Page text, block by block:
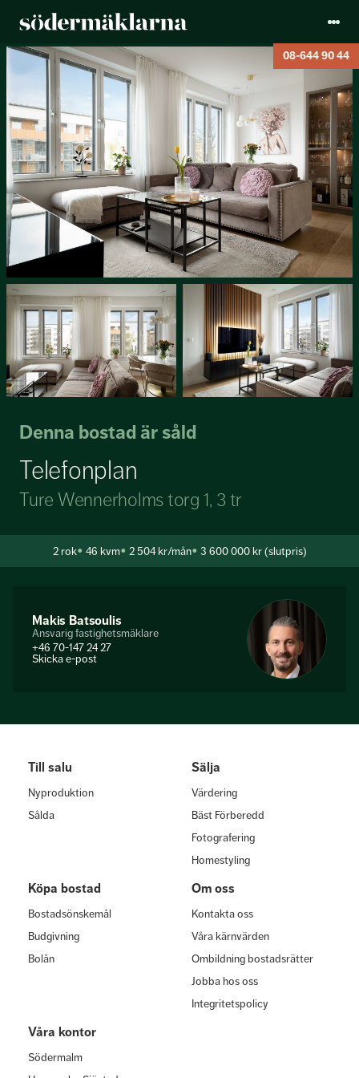
08-644 90 44
Denna bostad är såld
Ture Wennerholms torg 1, 3 tr
Telefonplan
2rok 46 kvm 2 504 kr/mån 3 600 000 kr (slutpris)
Makis Batsoulis
Ansvarig fastighetsmäklare
+46 70-147 24 27
Skicka e-post
Till salu
Nyproduktion
Sålda
Sälja
Värdering
Bäst Förberedd
Fotografering
Homestyling
Köpa bostad
Bostadsönskemål
Budgivning
Bolån
Om oss
Kontakta oss
Våra kärnvärden
Ombildning bostadsrätter
Jobba hos oss
Integritetspolicy
Våra kontor
Södermalm